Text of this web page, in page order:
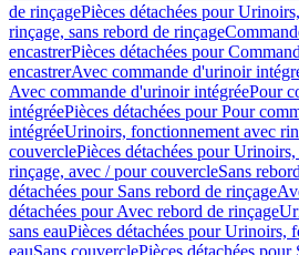
de rinçagePièces détachées pour
rinçage, sans rebord de rinçage
encastrerPièces détachées pour
encastrerAvec commande d'urinoir
Avec commande d'urinoir intégréePour
intégréePièces détachées pour Pour
intégréeUrinoirs, fonctionnement avec
couverclePièces détachées pour
rinçage, avec / pour couvercleSans
détachées pour Sans rebord de rinçage
détachées pour Avec rebord de rinçage
sans eauPièces détachées pour Urinoirs,
eauSans couverclePièces détachées pour